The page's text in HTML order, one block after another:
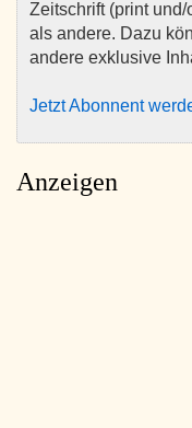
Zeitschrift (print
als andere. Dazu
andere exklusive
Jetzt Abonnent
Anzeigen